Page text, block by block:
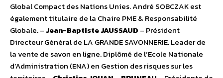
Global Compact des Nations Unies. André SOBCZAK est
également titulaire de la Chaire PME & Responsabilité
Globale. – Jean-Baptiste JAUSSAUD – Président
Directeur Général de LA GRANDE SAVONNERIE. Leader de
la vente de savon en ligne. Diplômé de l’Ecole Nationale
d’Administration (ENA) en Gestion des risques sur les